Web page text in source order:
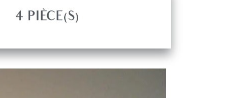
4 PIÈCE(S)